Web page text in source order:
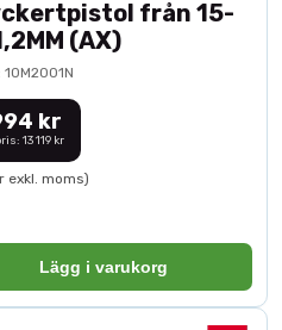
från 15-
(AX)
kr
13 119 kr
exkl. moms)
Lägg i varukorg